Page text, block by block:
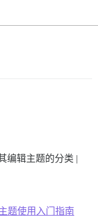
编辑主题的分类 |
题使用入门指南